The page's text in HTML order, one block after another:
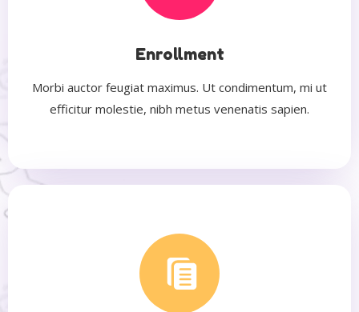
Enrollment
Morbi auctor feugiat maximus. Ut condimentum, mi ut
efficitur molestie, nibh metus venenatis sapien.